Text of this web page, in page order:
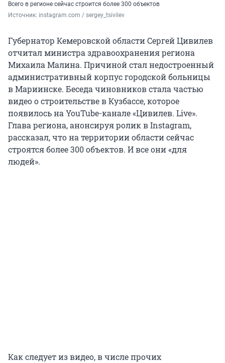
Всего в регионе сейчас строится более 300 объектов
Источник: instagram.com / sergey_tsivilev
Губернатор Кемеровской области Сергей Цивилев
отчитал министра здравоохранения региона
Михаила Малина. Причиной стал недостроенный
административный корпус городской больницы
в Мариинске. Беседа чиновников стала частью
видео о строительстве в Кузбассе, которое
появилось на YouTube-канале «Цивилев. Live».
Глава региона, анонсируя ролик в Instagram,
рассказал, что на территории области сейчас
строятся более 300 объектов. И все они «для
людей».
Как следует из видео, в числе прочих